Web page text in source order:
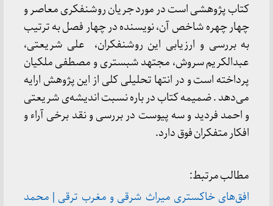
کتاب پژوهشی است در مورد جریان روشنفکری معاصر و
چهار چهره شاخص آن، نویسنده در چهار فصل به ترتیب
به بررسی و ارزیابی این روشنفکران، علی شریعتی،
عبدالکریم سروش، مجتهد شبستری و مصطفی ملکیان
پرداخته است و در انتها تحلیلی کلی از این پژوهش ارایه
می‌دهد . ضمیمه کتاب در باره نسبت اندیشه‌ی شریعتی
و احمد فردید و سه پیوست در بررسی و نقد برخی آراء و
افکار متفکران فوق دارد.
مطالب مرتبط:
افق‌های خاکستری میراث شرقی و مغرب ترقی | محمد